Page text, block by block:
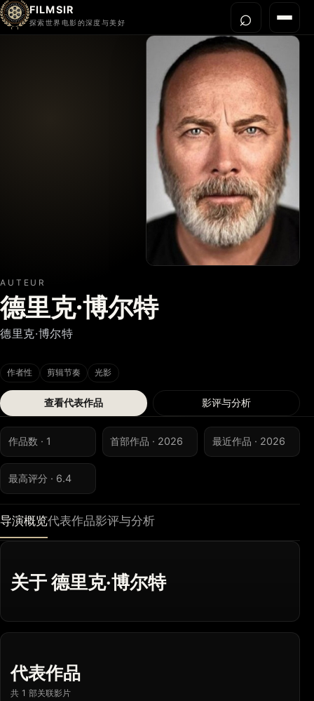
FILMSIR
探索世界电影的深度与美好 菜单
⌕打开
AUTEUR
德里克·博尔特
德里克·博尔特
作者性 剪辑节奏 光影
查看代表作品 影评与分析
作品数 · 1 首部作品 · 2026 最近作品 · 2026
最高评分 · 6.4
导演概览代表作品影评与分析
关于 德里克·博尔特
代表作品
共 1 部关联影片